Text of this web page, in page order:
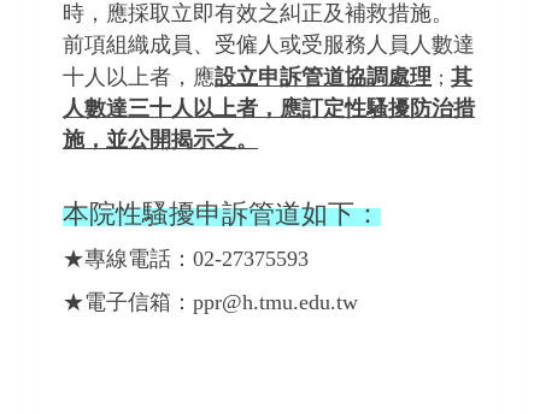
時，應採取立即有效之糾正及補救措施。
前項組織成員、受僱人或受服務人員人數達
十人 以上者，應設立申訴管道協調處理 ； 其
人數達三十人以上者，應訂定性騷擾防治措
施，並公開揭示之。
本院性騷擾申訴管道如下：
★專線電話：02-27375593
★電子信箱：ppr@h.tmu.edu.tw